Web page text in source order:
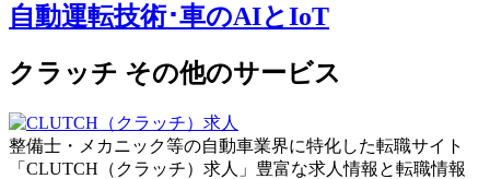
自動運転技術･車のAIとIoT
クラッチ その他のサービス
整備士・メカニック等の自動車業界に特化した転職サイト
「CLUTCH（クラッチ）求人」豊富な求人情報と転職情報